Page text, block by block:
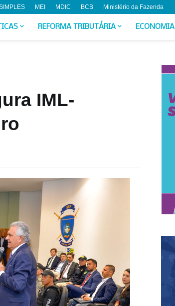
MEI MDIC BCB Ministério da Fazenda
REFORMA TRIBUTÁRIA ECONOMIA
IML-